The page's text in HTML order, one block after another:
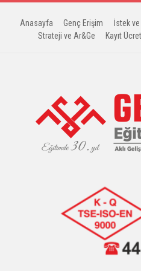
Anasayfa Genç Erişim İstek
Strateji ve Ar&Ge
Kayıt